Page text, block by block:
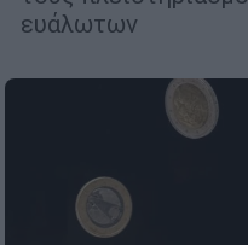
ευάλωτων